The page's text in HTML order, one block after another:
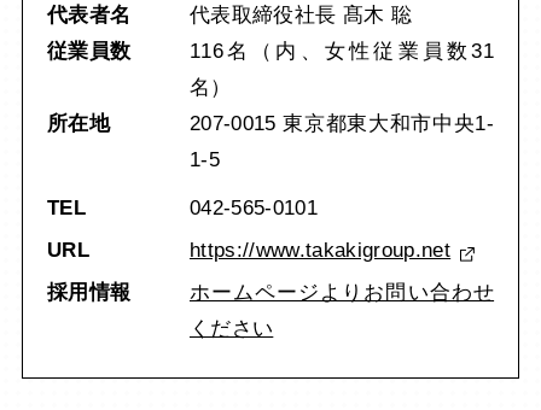
代表者名
代表取締役社長 髙木 聡
従業員数
116名（内、女性従業員数31
名）
所在地
207-0015 東京都東大和市中央1-
1-5
TEL
042-565-0101
URL
https://www.takakigroup.net
採用情報
ホームページよりお問い合わせ
ください